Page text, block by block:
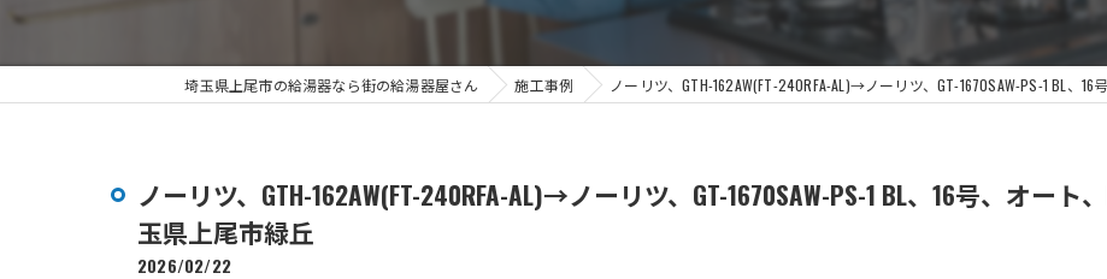
埼玉県上尾市の給湯器なら街の給湯器屋さん 施工事例 ノーリツ、GTH-162AW(FT-240RFA-AL)→ノーリツ、GT-1670SAW-PS-1 BL
ノーリツ、GTH-162AW(FT-240RFA-AL)→ノーリツ、GT-1670SAW-PS-1 BL、16号、オー
玉県上尾市緑丘
2026/02/22